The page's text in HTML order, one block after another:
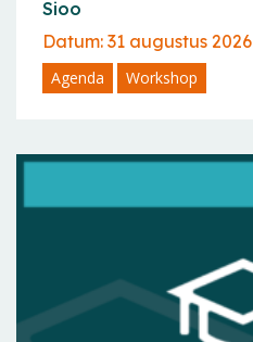
Sioo
Datum: 31 augustus 2026
Agenda Workshop